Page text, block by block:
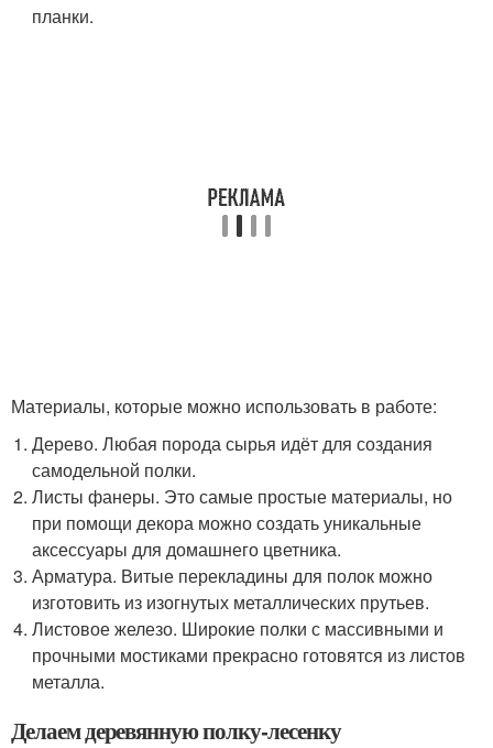
планки.
Материалы, которые можно использовать в работе:
Дерево. Любая порода сырья идёт для создания
самодельной полки.
Листы фанеры. Это самые простые материалы, но
при помощи декора можно создать уникальные
аксессуары для домашнего цветника.
Арматура. Витые перекладины для полок можно
изготовить из изогнутых металлических прутьев.
Листовое железо. Широкие полки с массивными и
прочными мостиками прекрасно готовятся из листов
металла.
Делаем деревянную полку-лесенку